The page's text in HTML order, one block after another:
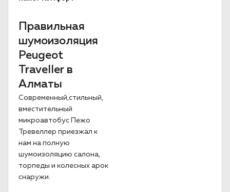
Правильная
шумоизоляция
Peugeot
Traveller в
Алматы
Современный,стильный,
вместительный
микроавтобус Пежо
Тревеллер приезжал к
нам на полную
шумоизоляцию салона,
торпеды и колесных арок
снаружи.